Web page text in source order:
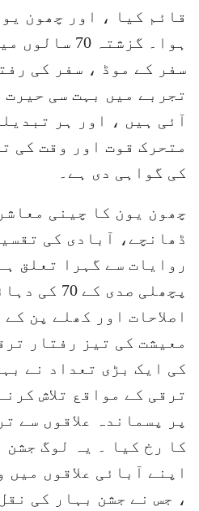
قائم کیا ، اور چھون
ہوا۔ گزشتہ
سفر کے موڈ ، سفر کی
تجربے میں بہت سی
آئی ہیں ، اور ہر
متحرک قوت اور وقت کی
کی گواہی دی ہے۔
چھون یون کا چینی
ڈھانچے، آبادی کی
روایات سے گہرا تعلق
پچھلی صدی
اصلاحات اور کھلے پن
معیشت کی تیز رفتار
کی ایک بڑی تعداد نے
ترقی کے مواقع تلاش
پر پسماندہ علاقوں سے
کا رخ کیا ۔ یہ لوگ جشن
اپنے آبائی علاقوں
، جس نے جشن بہار کی